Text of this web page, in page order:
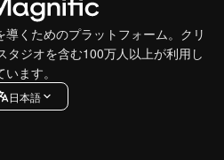
くためのプラットフォーム。クリ
タジオを含む100万人以上が利用し
います。
日本語